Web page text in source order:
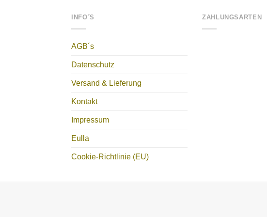
INFO´S
AGB´s
Datenschutz
Versand & Lieferung
Kontakt
Impressum
Eulla
Cookie-Richtlinie (EU)
ZAHLUNGSARTEN